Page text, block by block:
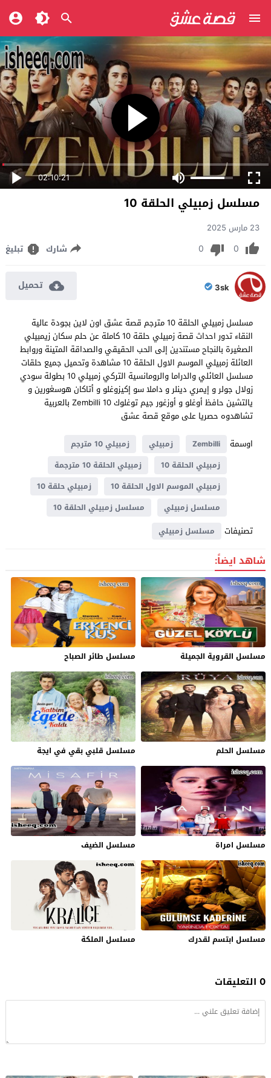
02:10:21
مسلسل زمبيلي الحلقة 10
23 مارس 2025
0
0 شارك تبليغ
3sk تحميل
مسلسل زمبيلي الحلقة 10 مترجم قصة عشق اون لاين بجودة عالية
النقاء تدور احداث قصة زمبيلي حلقة 10 كاملة عن حلم سكان زيمبيلي
الصغيرة بالنجاح مستندين إلى الحب الحقيقي والصداقة المتينة وروابط
العائلة زمبيلي الموسم الاول الحلقة 10 مشاهدة وتحميل جميع حلقات
مسلسل العائلي والدراما والرومانسية التركي زمبيلي 10 بطولة سودي
زولال جولر و إيمري دينلر و داملا سو إكيزوغلو و أتاكان هوسغورين و
يالتشين حافظ أوغلو و أوزغور جيم توغلوك Zembilli 10 بالعربية
تشاهدوه حصريا على موقع قصة عشق
اوسمة
Zembilli زمبيلي
زمبيلي 10 مترجم
زمبيلي الحلقة 10
زمبيلي الحلقة 10 مترجمة
زمبيلي الموسم الاول الحلقة 10
زمبيلي حلقة 10
مسلسل زمبيلي
مسلسل زمبيلي الحلقة 10
تصنيفات مسلسل زمبيلي
شاهد ايضاً:
مسلسل القروية الجميلة مسلسل طائر الصباح
مسلسل الحلم مسلسل قلبي بقي في ايجة
مسلسل امراة مسلسل الضيف
مسلسل ابتسم لقدرك مسلسل الملكة
0 التعليقات